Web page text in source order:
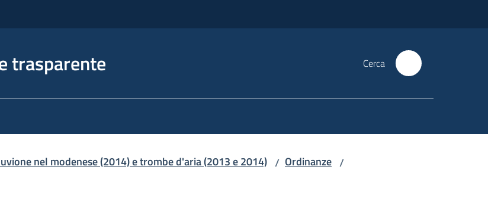
trasparente Cerca
nel modenese (2014) e trombe d'aria (2013 e 2014) / Ordinanze /